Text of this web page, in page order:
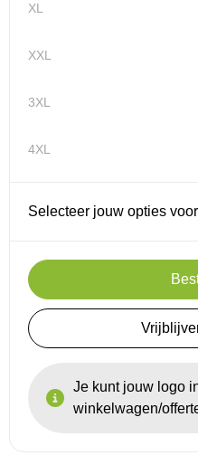
XL
XXL
3XL
4XL
Selecteer jouw opties
Je kunt jouw logo
winkelwagen/